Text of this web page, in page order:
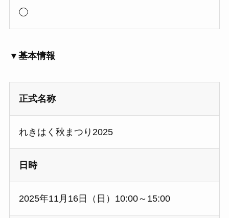
◯
▼基本情報
正式名称
れきはく秋まつり2025
日時
2025年11月16日（日）10:00～15:00